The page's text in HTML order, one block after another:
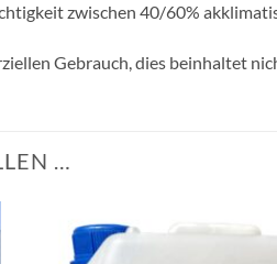
zwischen 40/60%
Gebrauch, dies beinhaltet
…